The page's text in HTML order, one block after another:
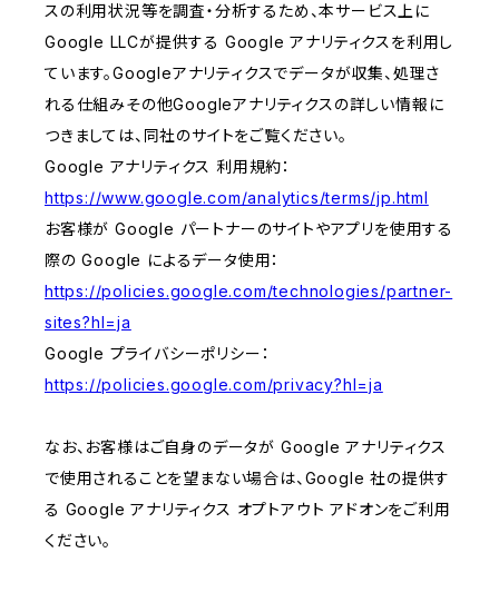
スの利用状況等を調査・分析するため、本サービス上に
Google LLCが提供する Google アナリティクスを利用し
ています。Googleアナリティクスでデータが収集、処理さ
れる仕組みその他Googleアナリティクスの詳しい情報に
つきましては、同社のサイトをご覧ください。
Google アナリティクス 利用規約：
https://www.google.com/analytics/terms/jp.html
お客様が Google パートナーのサイトやアプリを使用する
際の Google によるデータ使用：
https://policies.google.com/technologies/partner-
sites?hl=ja
Google プライバシーポリシー：
https://policies.google.com/privacy?hl=ja
なお、お客様はご自身のデータが Google アナリティクス
で使用されることを望まない場合は、Google 社の提供す
る Google アナリティクス オプトアウト アドオンをご利用
ください。